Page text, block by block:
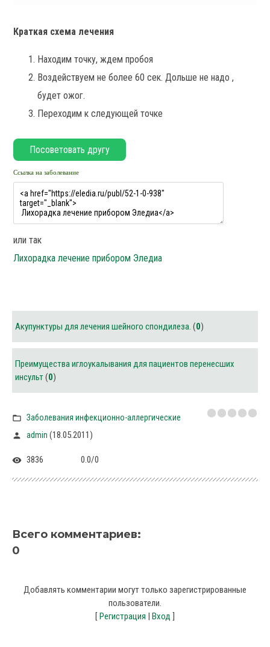
Краткая схема лечения
Находим точку, ждем пробоя
Воздействуем не более 60 сек. Дольше не надо ,
будет ожог.
Переходим к следующей точке
Ссылка на заболевание
или так
Лихорадка лечение прибором Эледиа
Акупунктуры для лечения шейного спондилеза. (0)
Преимущества иглоукалывания для пациентов перенесших
инсульт(0)
Заболевания инфекционно-аллергические
admin (18.05.2011)
3836 0.0/0
Всего комментариев:
0
Добавлять комментарии могут только зарегистрированные
пользователи.
[Регистрация | Вход ]